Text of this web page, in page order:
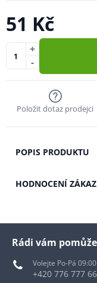
51 Kč
-
+
Položit dotaz prodejci
POPIS PRODUKTU
HODNOCENÍ
Rádi vám
Volejte Po-Pá
+420 776 777